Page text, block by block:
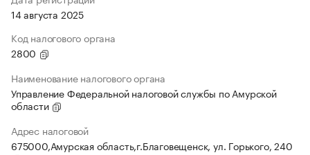
14 августа 2025
Код налогового органа
2800
Наименование налогового органа
Управление Федеральной налоговой службы по Амурской
области
Адрес налоговой
675000,Амурская область,г.Благовещенск, ул. Горького, 240